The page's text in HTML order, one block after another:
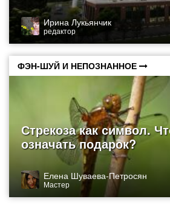
Ирина Лукьянчик
редактор
ФЭН-ШУЙ И НЕПОЗНАННОЕ
Стрекоза как символ.
означать подарок?
Елена Шуваева-Петросян
Мастер